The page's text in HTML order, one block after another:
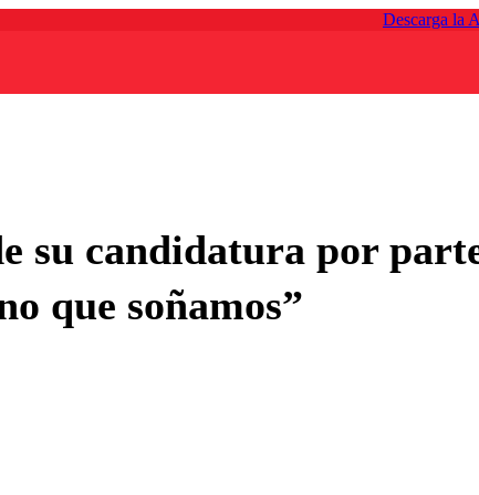
Descarga la
su candidatura por
que soñamos”